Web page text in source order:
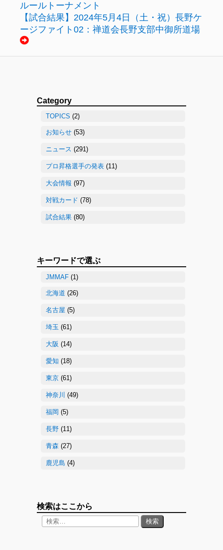
ルールトーナメント
【試合結果】2024年5月4日（土・祝）長野ケ
ージファイト02：禅道会長野支部中御所道場
Category
TOPICS (2)
お知らせ (53)
ニュース (291)
プロ昇格選手の発表 (11)
大会情報 (97)
対戦カード (78)
試合結果 (80)
キーワードで選ぶ
JMMAF (1)
北海道 (26)
名古屋 (5)
埼玉 (61)
大阪 (14)
愛知 (18)
東京 (61)
神奈川 (49)
福岡 (5)
長野 (11)
青森 (27)
鹿児島 (4)
検索はここから